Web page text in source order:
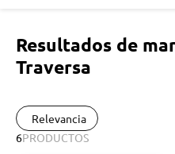
Resultados de
Traversa
Relevancia
6PRODUCTOS